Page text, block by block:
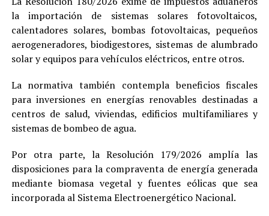
la importación de sistemas solares fotovoltaicos,
calentadores solares, bombas fotovoltaicas, pequeños
aerogeneradores, biodigestores, sistemas de alumbrado
solar y equipos para vehículos eléctricos, entre otros.
La normativa también contempla beneficios fiscales
para inversiones en energías renovables destinadas a
centros de salud, viviendas, edificios multifamiliares y
sistemas de bombeo de agua.
Por otra parte, la Resolución 179/2026 amplía las
disposiciones para la compraventa de energía generada
mediante biomasa vegetal y fuentes eólicas que sea
incorporada al Sistema Electroenergético Nacional.